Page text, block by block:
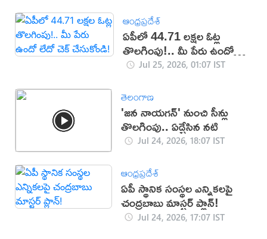
ఆంధ్రప్రదేశ్
ఏపీలో 44.71 లక్షల ఓట్ల
తొలగింపు!.. మీ పేరు ఉందో
లేదో చెక్ చేసుకోండి!
Jul 25, 2026, 01:07 IST
తెలంగాణ
'జన నాయగన్' నుంచి సీన్లు
తొలగింపు.. ఏడ్చేసిన నటి
Jul 24, 2026, 18:07 IST
ఆంధ్రప్రదేశ్
ఏపీ స్థానిక సంస్థల ఎన్నికలపై
చంద్రబాబు మాస్టర్ ప్లాన్!
Jul 24, 2026, 17:07 IST